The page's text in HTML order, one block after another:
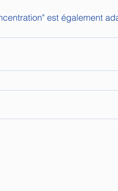
est également